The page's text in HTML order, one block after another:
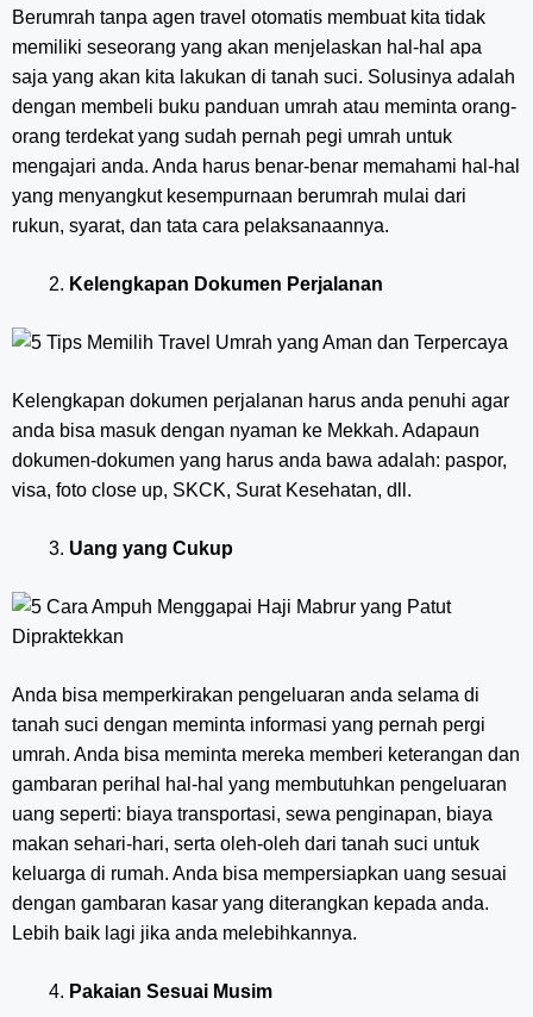
Berumrah tanpa agen travel otomatis membuat kita tidak
memiliki seseorang yang akan menjelaskan hal-hal apa
saja yang akan kita lakukan di tanah suci. Solusinya adalah
dengan membeli buku panduan umrah atau meminta orang-
orang terdekat yang sudah pernah pegi umrah untuk
mengajari anda. Anda harus benar-benar memahami hal-hal
yang menyangkut kesempurnaan berumrah mulai dari
rukun, syarat, dan tata cara pelaksanaannya.
Kelengkapan Dokumen Perjalanan
Kelengkapan dokumen perjalanan harus anda penuhi agar
anda bisa masuk dengan nyaman ke Mekkah. Adapaun
dokumen-dokumen yang harus anda bawa adalah: paspor,
visa, foto close up, SKCK, Surat Kesehatan, dll.
Uang yang Cukup
Anda bisa memperkirakan pengeluaran anda selama di
tanah suci dengan meminta informasi yang pernah pergi
umrah. Anda bisa meminta mereka memberi keterangan dan
gambaran perihal hal-hal yang membutuhkan pengeluaran
uang seperti: biaya transportasi, sewa penginapan, biaya
makan sehari-hari, serta oleh-oleh dari tanah suci untuk
keluarga di rumah. Anda bisa mempersiapkan uang sesuai
dengan gambaran kasar yang diterangkan kepada anda.
Lebih baik lagi jika anda melebihkannya.
Pakaian Sesuai Musim